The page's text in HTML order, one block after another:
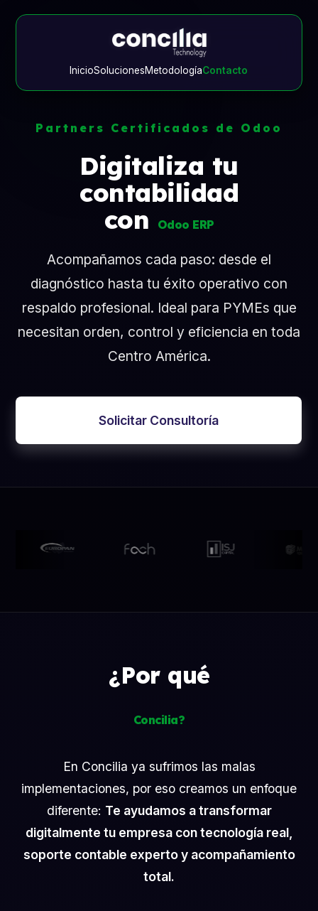
InicioSolucionesMetodologíaContacto
Partners Certificados de Odoo
Digitaliza tu
contabilidad
con
Odoo ERP
Acompañamos cada paso: desde el
diagnóstico hasta tu éxito operativo con
respaldo profesional. Ideal para PYMEs que
necesitan orden, control y eficiencia en toda
Centro América.
Solicitar Consultoría
¿Por qué
Concilia?
En Concilia ya sufrimos las malas
implementaciones, por eso creamos un enfoque
diferente: Te ayudamos a transformar
digitalmente tu empresa con tecnología real,
soporte contable experto y acompañamiento
total.